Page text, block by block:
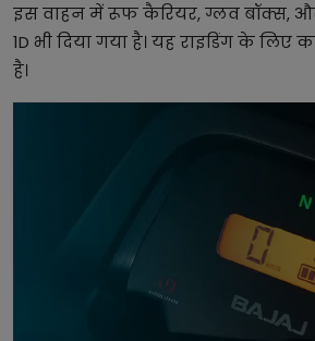
इस वाहन में रूफ कैरियर, ग्लव बॉक्स,
1D भी दिया गया है। यह राइडिंग के लिए
है।